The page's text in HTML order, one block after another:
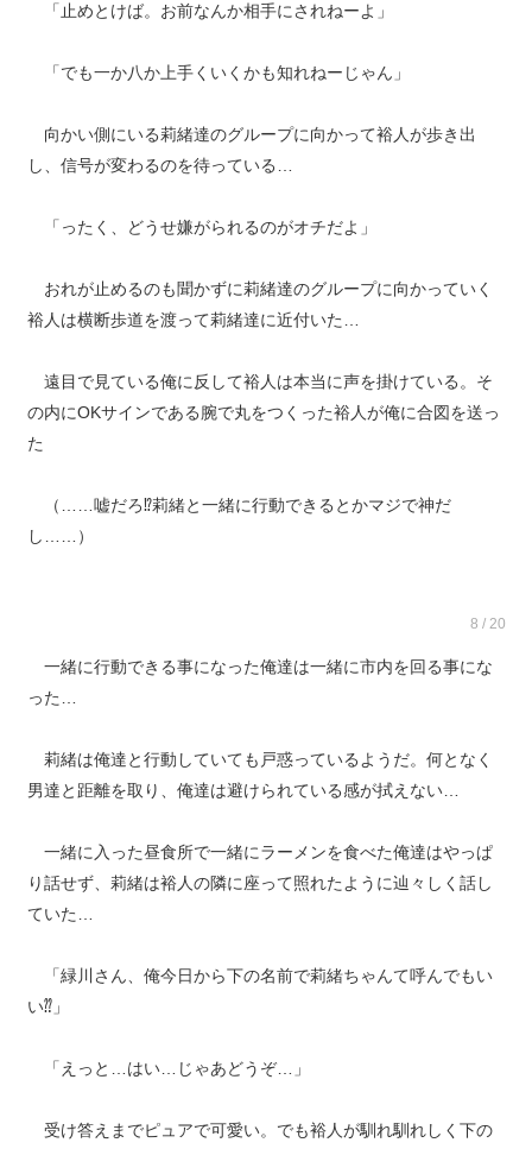
「止めとけば。お前なんか相手にされねーよ」
「でも一か八か上手くいくかも知れねーじゃん」
向かい側にいる莉緒達のグループに向かって裕人が歩き出
し、信号が変わるのを待っている…
「ったく、どうせ嫌がられるのがオチだよ」
おれが止めるのも聞かずに莉緒達のグループに向かっていく
裕人は横断歩道を渡って莉緒達に近付いた…
遠目で見ている俺に反して裕人は本当に声を掛けている。そ
の内にOKサインである腕で丸をつくった裕人が俺に合図を送っ
た
（……嘘だろ⁉︎莉緒と一緒に行動できるとかマジで神だ
し……）
8 / 20
一緒に行動できる事になった俺達は一緒に市内を回る事にな
った…
莉緒は俺達と行動していても戸惑っているようだ。何となく
男達と距離を取り、俺達は避けられている感が拭えない…
一緒に入った昼食所で一緒にラーメンを食べた俺達はやっぱ
り話せず、莉緒は裕人の隣に座って照れたように辿々しく話し
ていた…
「緑川さん、俺今日から下の名前で莉緒ちゃんて呼んでもい
い⁇」
「えっと…はい…じゃあどうぞ…」
受け答えまでピュアで可愛い。でも裕人が馴れ馴れしく下の